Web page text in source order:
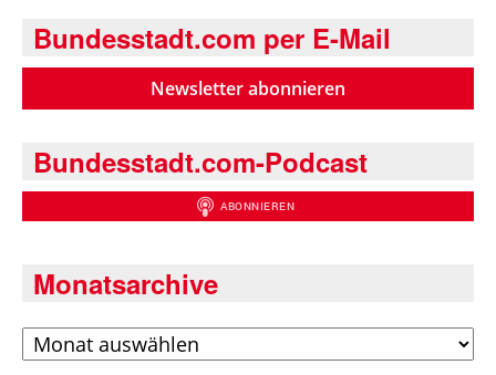
Bundesstadt.com per E-Mail
Newsletter abonnieren
Bundesstadt.com-Podcast
Monatsarchive
Archiv